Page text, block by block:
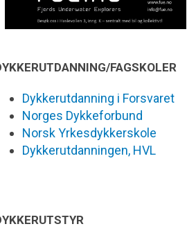
FAGSKOLER
Dykkerutdanning i Forsvaret
Norges Dykkeforbund
Norsk Yrkesdykkerskole
Dykkerutdanningen, HVL